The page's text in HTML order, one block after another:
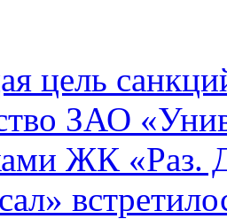
цель
ЗАО
ЖК «Раз.